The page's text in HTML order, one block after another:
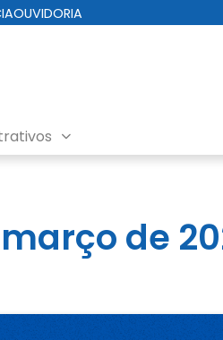
OUVIDORIA
de